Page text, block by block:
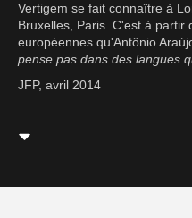
Vertigem se fait connaître à
Bruxelles, Paris. C'est à partir
européennes qu'Antônio
pense pas dans des langues
JFP, avril 2014